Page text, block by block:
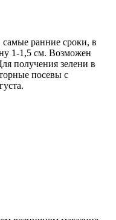
ранние сроки, в
1-1,5 см. Возможен
получения зелени в
посевы с